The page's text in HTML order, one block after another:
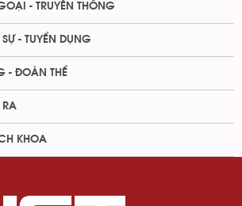
- TRUYỀN THÔNG
- TUYỂN DỤNG
- ĐOÀN THỂ
RA
KHOA